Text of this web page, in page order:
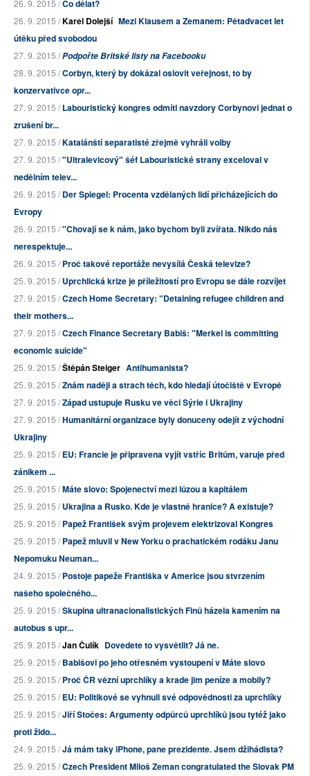
26. 9. 2015 /Co dělat?
26. 9. 2015 /Karel Dolejší Mezi Klausem a Zemanem: Pětadvacet let
útěku před svobodou
27. 9. 2015 /Podpořte Britské listy na Facebooku
28. 9. 2015 /Corbyn, který by dokázal oslovit veřejnost, to by
konzervativce opr...
27. 9. 2015 /Labouristický kongres odmítl navzdory Corbynovi jednat o
zrušení br...
27. 9. 2015 /Katalánští separatisté zřejmě vyhráli volby
27. 9. 2015 /"Ultralevicový" šéf Labouristické strany exceloval v
nedělním telev...
26. 9. 2015 /Der Spiegel: Procenta vzdělaných lidí přicházejících do
Evropy
26. 9. 2015 /"Chovají se k nám, jako bychom byli zvířata. Nikdo nás
nerespektuje...
26. 9. 2015 /Proč takové reportáže nevysílá Česká televize?
25. 9. 2015 /Uprchlická krize je příležitostí pro Evropu se dále rozvíjet
27. 9. 2015 /Czech Home Secretary: "Detaining refugee children and
their mothers...
27. 9. 2015 /Czech Finance Secretary Babiš: "Merkel is committing
economic suicide"
25. 9. 2015 /Štěpán Steiger Antihumanista?
25. 9. 2015 /Znám naději a strach těch, kdo hledají útočiště v Evropě
27. 9. 2015 /Západ ustupuje Rusku ve věci Sýrie i Ukrajiny
27. 9. 2015 /Humanitární organizace byly donuceny odejít z východní
Ukrajiny
25. 9. 2015 /EU: Francie je připravena vyjít vstříc Britům, varuje před
zánikem ...
25. 9. 2015 /Máte slovo: Spojenectví mezi lůzou a kapitálem
25. 9. 2015 /Ukrajina a Rusko. Kde je vlastně hranice? A existuje?
25. 9. 2015 /Papež František svým projevem elektrizoval Kongres
25. 9. 2015 /Papež mluvil v New Yorku o prachatickém rodáku Janu
Nepomuku Neuman...
24. 9. 2015 /Postoje papeže Františka v Americe jsou stvrzením
našeho společného...
25. 9. 2015 /Skupina ultranacionalistických Finů házela kamením na
autobus s upr...
25. 9. 2015 /Jan Čulík Dovedete to vysvětlit? Já ne.
25. 9. 2015 /Babišovi po jeho otřesném vystoupení v Máte slovo
25. 9. 2015 /Proč ČR vězní uprchlíky a krade jim peníze a mobily?
25. 9. 2015 /EU: Politikové se vyhnuli své odpovědnosti za uprchlíky
25. 9. 2015 /Jiří Stočes: Argumenty odpůrců uprchlíků jsou tytéž jako
proti žido...
24. 9. 2015 /Já mám taky iPhone, pane prezidente. Jsem džihádista?
25. 9. 2015 /Czech President Miloš Zeman congratulated the Slovak PM